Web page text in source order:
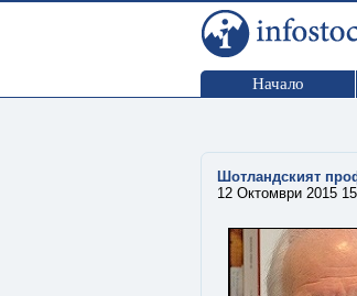
Начало
Шотландският
12 Октомври 2015